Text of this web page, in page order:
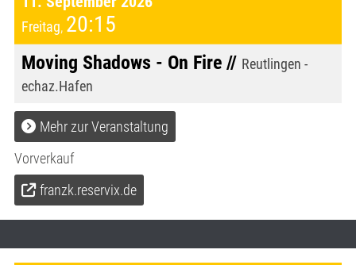
Freitag, 20:15
Moving Shadows - On Fire // Reutlingen -
echaz.Hafen
Mehr zur Veranstaltung
Vorverkauf
franzk.reservix.de